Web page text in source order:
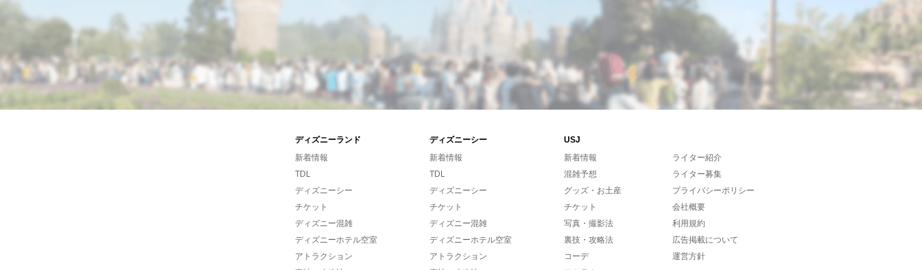
ディズニーランド ディズニーシー
USJ
新着情報
TDL
ディズニーシー
チケット
ディズニー混雑
ディズニーホテル空室
アトラクション
新着情報
TDL
ディズニーシー
チケット
ディズニー混雑
ディズニーホテル空室
アトラクション
新着情報
混雑予想
グッズ・お土産
チケット
写真・撮影法
裏技・攻略法
コーデ
ライター紹介
ライター募集
プライバシーポリシー
会社概要
利用規約
広告掲載について
運営方針